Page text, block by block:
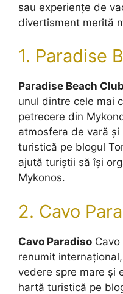
sau experiențe de
divertisment merită
1. Paradise
Paradise Beach Club
unul dintre cele mai
petrecere din
atmosfera de vară
turistică pe blogul
ajută turiștii să își
Mykonos.
2. Cavo
Cavo Paradiso
renumit
vedere spre mare și
hartă turistică pe